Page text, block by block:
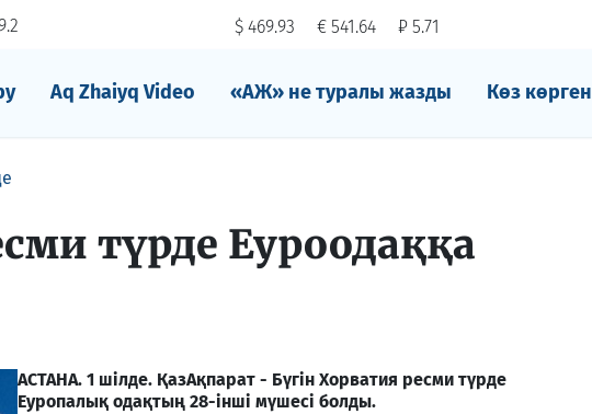
$ 469.93 € 541.64 ₽ 5.71
Aq Zhaiyq Video «АЖ» не туралы жазды Көз көрген
түрде Еуроодаққа
АСТАНА. 1 шілде. ҚазАқпарат - Бүгін Хорватия ресми түрде
Еуропалық одақтың 28-інші мүшесі болды.